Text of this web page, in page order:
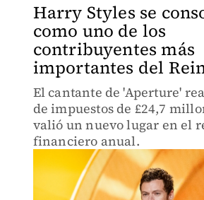
Harry Styles se
como uno de los
contribuyentes más
importantes del
El cantante de 'Aperture'
de impuestos de £24,7
valió un nuevo lugar en el
financiero anual.